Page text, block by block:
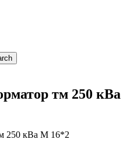
тм 250 кВа